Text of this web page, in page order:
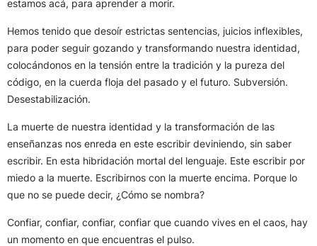
estamos acá, para aprender a morir.
Hemos tenido que desoír estrictas sentencias, juicios inflexibles,
para poder seguir gozando y transformando nuestra identidad,
colocándonos en la tensión entre la tradición y la pureza del
código, en la cuerda floja del pasado y el futuro. Subversión.
Desestabilización.
La muerte de nuestra identidad y la transformación de las
enseñanzas nos enreda en este escribir deviniendo, sin saber
escribir. En esta hibridación mortal del lenguaje. Este escribir por
miedo a la muerte. Escribirnos con la muerte encima. Porque lo
que no se puede decir, ¿Cómo se nombra?
Confiar, confiar, confiar, confiar que cuando vives en el caos, hay
un momento en que encuentras el pulso.